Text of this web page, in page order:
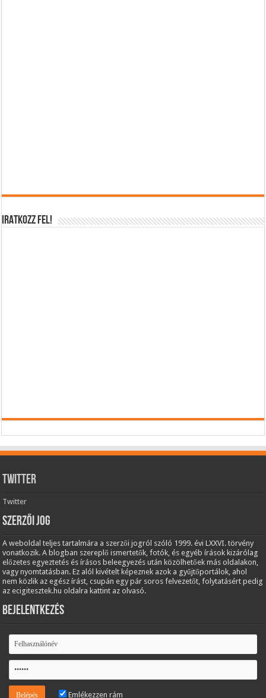
IRATKOZZ FEL!
Twitter
Twitter
Szerzői jog
A weboldal teljes tartalmára a szerzői jogról szóló 1999. évi LXXVI. törvény
vonatkozik. A blogban szereplő ismertetők, fotók, és egyéb írások kizárólag
előzetes egyeztetés és írásos beleegyezés után közölhetőek más oldalakon,
vagy nyomtatásban. Ez alól kivételt képeznek azok a gyűjtőportálok, ahol
nem közlik az egész írást, csupán egy pár soros felvezetőt, folytatásért pedig
az ecigitesztek.hu oldalra kattint az olvasó.
Bejelentkezés
Emlékezzen rám